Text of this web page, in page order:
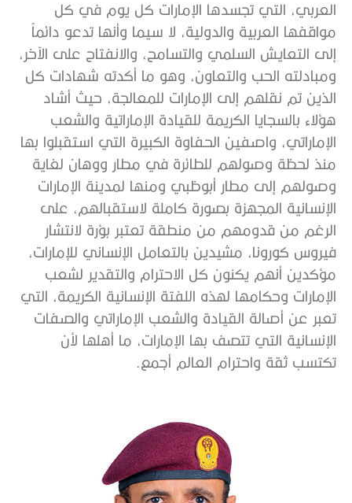
العربي، التي تجسدها الإمارات كل يوم في كل
مواقفها العربية والدولية، لا سيما وأنها تدعو دائماً
إلى التعايش السلمي والتسامح، والانفتاح على الآخر،
ومبادلته الحب والتعاون، وهو ما أكدته شهادات كل
الذين تم نقلهم إلى الإمارات للمعالجة، حيث أشاد
هؤلاء بالسجايا الكريمة للقيادة الإماراتية والشعب
الإماراتي، واصفين الحفاوة الكبيرة التي استقبلوا بها
منذ لحظة وصولهم للطائرة في مطار ووهان لغاية
وصولهم إلى مطار أبوظبي ومنها لمدينة الإمارات
الإنسانية المجهزة بصورة كاملة لاستقبالهم، على
الرغم من قدومهم من منطقة تعتبر بؤرة لانتشار
فيروس كورونا، مشيدين بالتعامل الإنساني للإمارات،
مؤكدين أنهم يكنون كل الاحترام والتقدير لشعب
الإمارات وحكامها لهذه اللفتة الإنسانية الكريمة، التي
تعبر عن أصالة القيادة والشعب الإماراتي والصفات
الإنسانية التي تتصف بها الإمارات، ما أهلها لأن
تكتسب ثقة واحترام العالم أجمع.